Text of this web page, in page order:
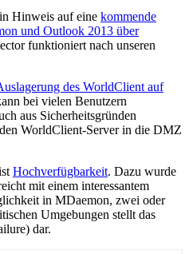
Hinweis auf eine kommende
und Outlook 2013 über
funktioniert nach unseren
des WorldClient auf
bei vielen Benutzern
aus Sicherheitsgründen
WorldClient-Server in die DMZ
Hochverfügbarkeit. Dazu wurde
mit einem interessantem
in MDaemon, zwei oder
Umgebungen stellt das
dar.